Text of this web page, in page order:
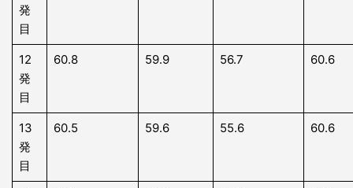
発
目
12
発
目
60.8 59.9 56.7 60.6
13
発
目
60.5 59.6 55.6 60.6